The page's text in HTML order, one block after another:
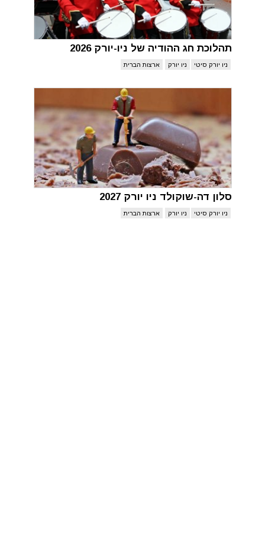
תהלוכת חג ההודיה של ניו-יורק 2026
ניו יורק סיטי ניו יורק ארצות הברית
סלון דה-שוקולד ניו יורק 2027
ניו יורק סיטי ניו יורק ארצות הברית